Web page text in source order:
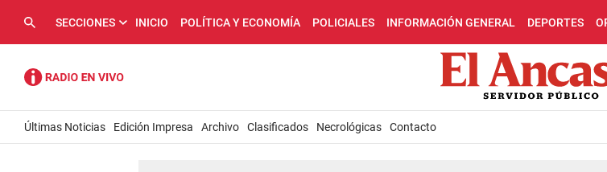
SECCIONES INICIO POLÍTICA Y ECONOMÍA POLICIALES INFORMACIÓN GENERAL DEPORTES
Últimas Noticias Edición Impresa Archivo Clasificados Necrológicas Contacto